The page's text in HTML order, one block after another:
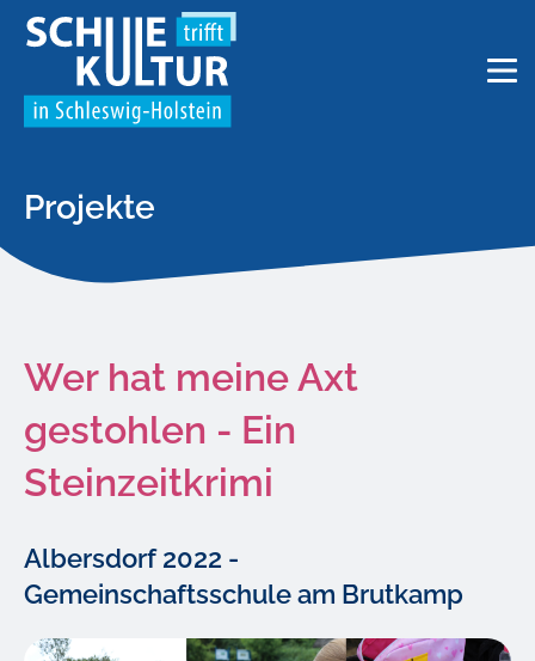
Projekte
Wer hat meine Axt
gestohlen - Ein
Steinzeitkrimi
Albersdorf 2022 -
Gemeinschaftsschule am Brutkamp